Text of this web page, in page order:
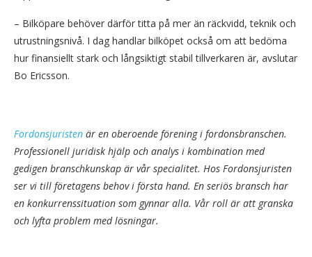
– Bilköpare behöver därför titta på mer än räckvidd, teknik och
utrustningsnivå. I dag handlar bilköpet också om att bedöma
hur finansiellt stark och långsiktigt stabil tillverkaren är, avslutar
Bo Ericsson.
Fordonsjuristen är en oberoende förening i fordonsbranschen.
Professionell juridisk hjälp och analys i kombination med
gedigen branschkunskap är vår specialitet. Hos Fordonsjuristen
ser vi till företagens behov i första hand. En seriös bransch har
en konkurrenssituation som gynnar alla. Vår roll är att granska
och lyfta problem med lösningar.